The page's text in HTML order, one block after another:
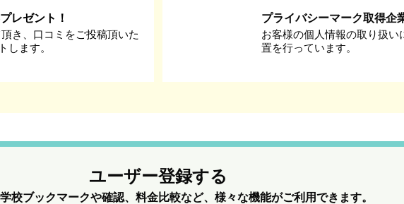
レゼント！
き、口コミをご投稿頂いた
します。
プライバシーマーク取得企
お客様の個人情報の取り扱
置を行っています。
ユーザー登録する
校ブックマークや確認、料金比較など、様々な機能がご利用できます。